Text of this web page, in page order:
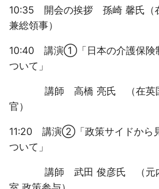
10:35 開会の挨拶 孫崎 馨氏（
兼総領事）
10:40 講演①「日本の介護保険
ついて」
講師 高橋 亮氏 （在英国
官）
11:20 講演②「政策サイドから
ついて」
講師 武田 俊彦氏 （元内